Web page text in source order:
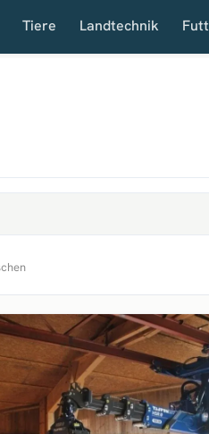
Tiere Landtechnik